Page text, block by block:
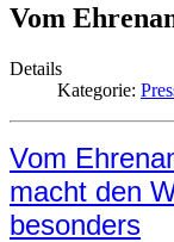
Vom
Details
Kategorie:
Vom
macht den
besonders